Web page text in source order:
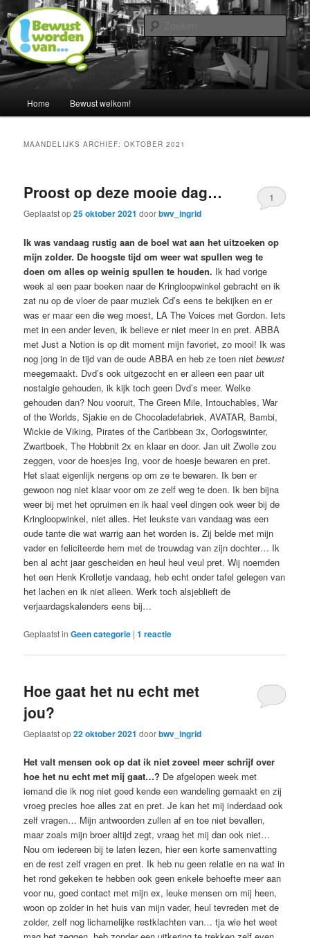
naar
de
primaire
inhoud
naar
de
secundaire
inhoudNederland bewust maken van…
Een blog door Ingrid Albers
Home Bewust welkom!
MAANDELIJKS ARCHIEF:OKTOBER 2021
Proost op deze mooie dag…
Geplaatst op25 oktober 2021 doorbwv_ingrid
1
Ik was vandaag rustig aan de boel wat aan het uitzoeken op
mijn zolder. De hoogste tijd om weer wat spullen weg te
doen om alles op weinig spullen te houden. Ik had vorige
week al een paar boeken naar de Kringloopwinkel gebracht en ik
zat nu op de vloer de paar muziek Cd’s eens te bekijken en er
was er maar een die weg moest, LA The Voices met Gordon. Iets
met in een ander leven, ik believe er niet meer in en pret. ABBA
met Just a Notion is op dit moment mijn favoriet, zo mooi! Ik was
nog jong in de tijd van de oude ABBA en heb ze toen nietbewust
meegemaakt. Dvd’s ook uitgezocht en er alleen een paar uit
nostalgie gehouden, ik kijk toch geen Dvd’s meer. Welke
gehouden dan? Nou vooruit, The Green Mile, Intouchables, War
of the Worlds, Sjakie en de Chocoladefabriek, AVATAR, Bambi,
Wickie de Viking, Pirates of the Caribbean 3x, Oorlogswinter,
Zwartboek, The Hobbnit 2x en klaar en door. Jan uit Zwolle zou
zeggen, voor de hoesjes Ing, voor de hoesje bewaren en pret.
Het slaat eigenlijk nergens op om ze te bewaren. Ik ben er
gewoon nog niet klaar voor om ze zelf weg te doen. Ik ben bijna
weer bij met het opruimen en ik haal veel dingen ook weer bij de
Kringloopwinkel, niet alles. Het leukste van vandaag was een
oude tante die wat warrig aan het worden is. Zij belde met mijn
vader en feliciteerde hem met de trouwdag van zijn dochter… Ik
ben al acht jaar gescheiden en heul heul veul pret. Wij noemden
het een Henk Krolletje vandaag, heb echt onder tafel gelegen van
het lachen en ik niet alleen. Werk toch alsjeblieft de
verjaardagskalenders eens bij…
Geplaatst in Geen categorie |1 reactie
Hoe gaat het nu echt met
jou?
Geplaatst op22 oktober 2021 doorbwv_ingrid
Het valt mensen ook op dat ik niet zoveel meer schrijf over
hoe het nu echt met mij gaat…? De afgelopen week met
iemand die ik nog niet goed kende een wandeling gemaakt en zij
vroeg precies hoe alles zat en pret. Je kan het mij inderdaad ook
zelf vragen… Mijn antwoorden zullen af en toe niet bevallen,
maar zoals mijn broer altijd zegt, vraag het mij dan ook niet…
Nou om iedereen bij te laten lezen, hier een korte samenvatting
en de rest zelf vragen en pret. Ik heb nu geen relatie en na wat in
het rond gekeken te hebben ook geen enkele behoefte meer aan
voor nu, goed contact met mijn ex, leuke mensen om mij heen,
woon op zolder in het huis van mijn vader, heul tevreden met de
zolder, zelf nog lichamelijke restklachten van… tja wie het weet